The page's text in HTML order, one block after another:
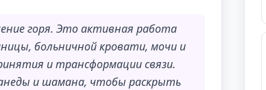
горя. Это активная работа
больничной кровати, мочи и
и трансформации связи.
и шамана, чтобы раскрыть